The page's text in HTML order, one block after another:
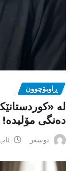
ڕاوبۆچوون
لە
دەنگی مۆلیدە!
نوسەر ئاب 2,